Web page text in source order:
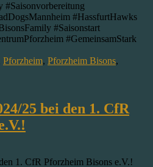
#Saisonvorbereitung
#HassfurtHawks
#Saisonstart
#GemeinsamStark
Pforzheim, Pforzheim Bisons,
25 bei den 1. CfR
1. CfR Pforzheim Bisons e.V.!